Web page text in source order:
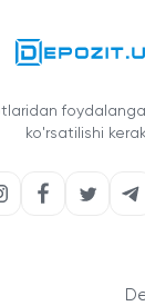
ko'rsatilishi